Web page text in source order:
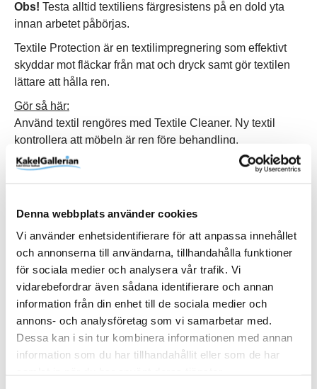
Denna webbplats använder cookies
Vi använder enhetsidentifierare för att anpassa innehållet
och annonserna till användarna, tillhandahålla funktioner
för sociala medier och analysera vår trafik. Vi
vidarebefordrar även sådana identifierare och annan
information från din enhet till de sociala medier och
annons- och analysföretag som vi samarbetar med.
Dessa kan i sin tur kombinera informationen med annan
information som du har tillhandahållit eller som de har
Obs! Testa alltid textiliens färgresistens på en dold yta
innan arbetet påbörjas.
Textile Protection är en textilimpregnering som effektivt
skyddar mot fläckar från mat och dryck samt gör textilen
lättare att hålla ren.
Gör så här:
Använd textil rengöres med Textile Cleaner. Ny textil
kontrollera att möbeln är ren före behandling.
Skaka burken väl.
Spraya på textilen med ca 15 cm avstånd, jämnt och
Obs!
Testa alltid på dold yta innan behandling sker.
När man använder denna produkt är det viktigt att sörja
förgod ventilation. Spraya helst utomhus om möjligt.
Produktinformation